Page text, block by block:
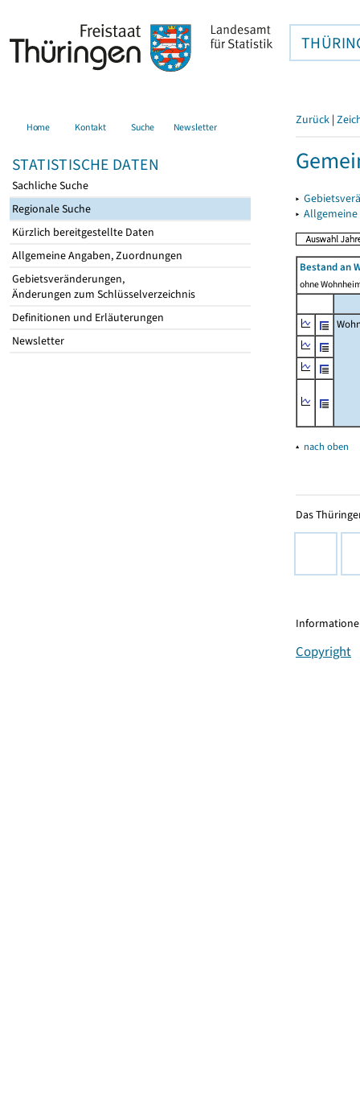
Home Kontakt Suche Newsletter
STATISTISCHE DATEN
Sachliche Suche
Regionale Suche
Kürzlich bereitgestellte Daten
Allgemeine Angaben, Zuordnungen
Gebietsveränderungen,
Änderungen zum Schlüsselverzeichnis
Definitionen und Erläuterungen
Newsletter
Zurück |
▸
▸
Bestand an
ohne
▴ nach oben
Das
Copyright